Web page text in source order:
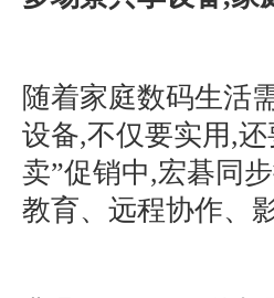
随着家庭数码生活
设备,不仅要实用,
卖”促销中,宏碁同
教育、远程协作、